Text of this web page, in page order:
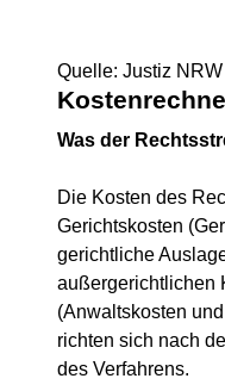
Quelle: Justiz NRW
Was der
Die Kosten des
Gerichtskosten
gerichtliche
außergerichtlichen
(Anwaltskosten
richten sich nach
des Verfahrens.